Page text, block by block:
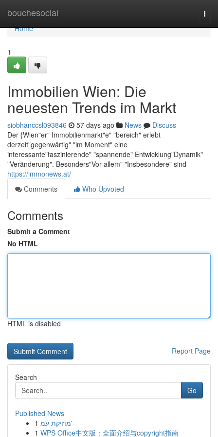
bouchesocial
Home
Home
1
Immobilien Wien: Die
neuesten Trends im Markt
siobhanccsl093846 57 days ago News
Discuss
Der {Wien"er" Immobilienmarkt"e" "bereich" erlebt
derzeit"gegenwärtig" "im Moment" eine
interessante"faszinierende" "spannende" Entwicklung"Dynamik"
"Veränderung". Besonders"Vor allem" "Insbesondere" sind
https://immonews.at/
Comments
Who Upvoted
Comments
Submit a Comment
No HTML
HTML is disabled
Report Page
Search
Go
Published News
1
מוזיקת עמ'
1 WPS Office中文版：全面介绍与copyright指南